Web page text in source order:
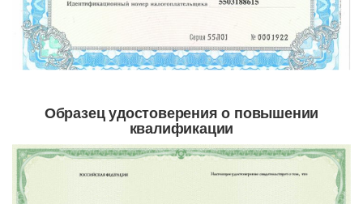
Образец удостоверения о повышении
квалификации